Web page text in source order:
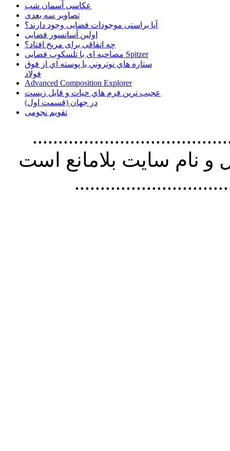
عکاسی آسمان شب
تصاویر سه بعدی
آیا براستی موجودات فضایی وجود دارند؟
اولین آسانسور فضایی
چه اتفاقی برای مریخ افتاد؟
مصاحبه ای با تلسکوپ فضایی Spitzer
ستاره هاي نوتروني با پوسته اي از فوق
فولاد
Advanced Composition Explorer
عجیب ترین فرم هاي حيات و قابل زيست
در جهان (قسمت اول)
تقویم نجومی
استفاده از
نام سايت بلامانع است